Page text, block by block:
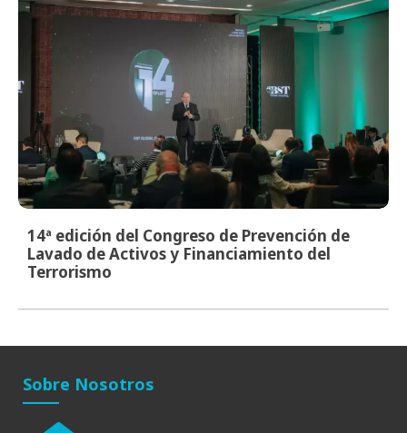
14ª edición del Congreso de Prevención de
Lavado de Activos y Financiamiento del
Terrorismo
Sobre Nosotros